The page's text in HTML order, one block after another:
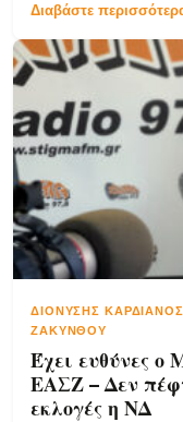
Διαβάστε
ΔΙΟΝΎΣΗΣ
ΖΑΚΎΝΘΟΥ
Έχει ευθύνες ο
ΕΑΣΖ – Δεν
εκλογές η ΝΔ